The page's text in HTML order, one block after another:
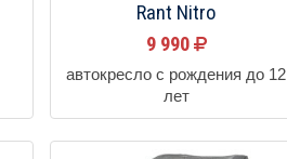
Rant Nitro
9 990
автокресло с рождения до 12
лет